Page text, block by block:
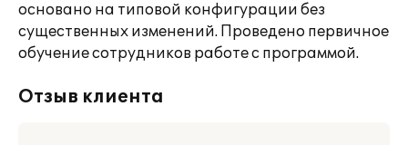
основано на типовой конфигурации без
существенных изменений. Проведено первичное
обучение сотрудников работе с программой.
Отзыв клиента